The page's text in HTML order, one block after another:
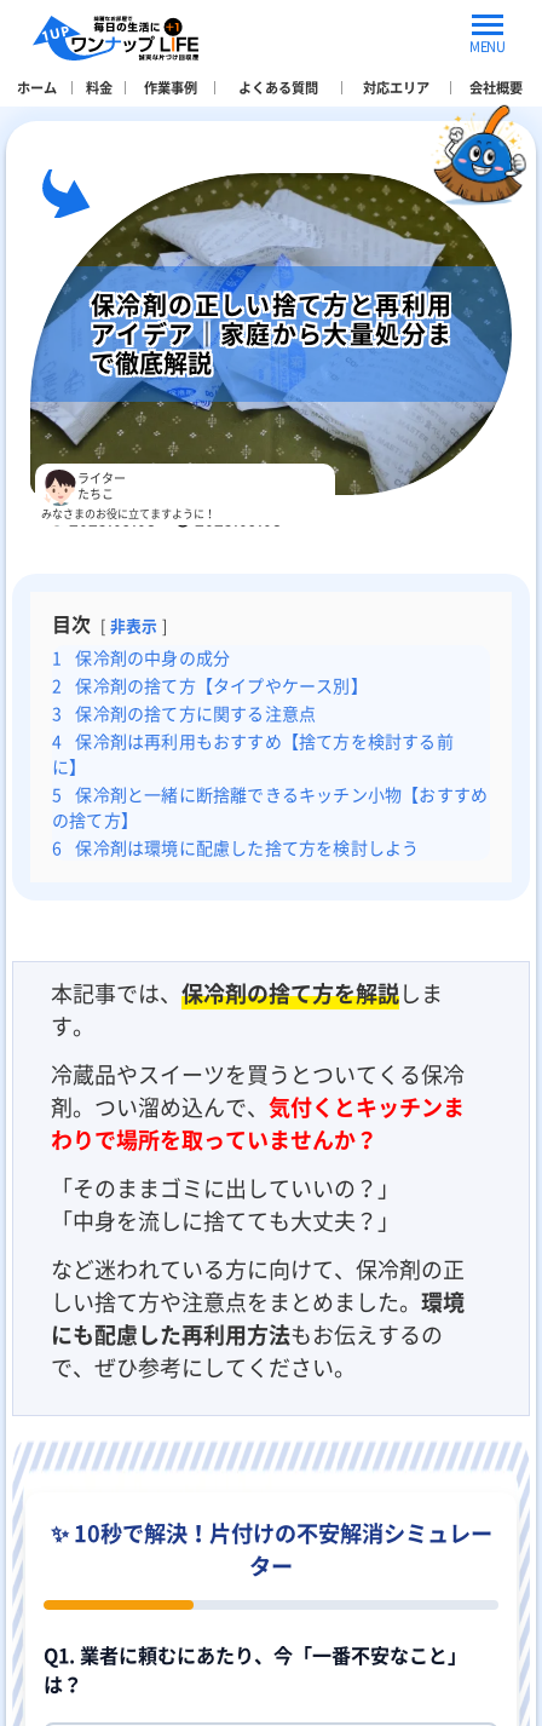
MENU
ホーム
料金 作業事例 よくある質問 対応エリア 会社概要
保冷剤の正しい捨て方と再利用
アイデア｜家庭から大量処分ま
で徹底解説
ライター
たちこ
みなさまのお役に立てますように！
2025.09.08 2025.09.08
目次 非表示
1
保冷剤の中身の成分
2
保冷剤の捨て方【タイプやケース別】
3
保冷剤の捨て方に関する注意点
4 保冷剤は再利用もおすすめ【捨て方を検討する前
に】
5
保冷剤と一緒に断捨離できるキッチン小物【おすすめ
の捨て方】
6
保冷剤は環境に配慮した捨て方を検討しよう
本記事では、 保冷剤の捨て方を解説しま
す。
冷蔵品やスイーツを買うとついてくる保冷
剤。つい溜め込んで、 気付くとキッチンま
わりで場所を取っていませんか？
「そのままゴミに出していいの？」
「中身を流しに捨てても大丈夫？」
など迷われている方に向けて、保冷剤の正
しい捨て方や注意点をまとめました。 環境
にも配慮した再利用方法もお伝えするの
で、ぜひ参考にしてください。
✨ 10秒で解決！片付けの不安解消シミュレー
ター
Q1. 業者に頼むにあたり、今「一番不安なこと」
は？